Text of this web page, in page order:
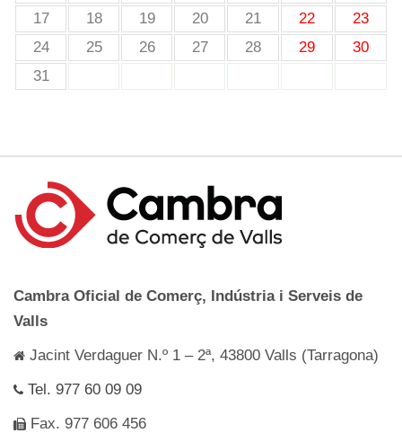
17
18 19 20 21 22
23
24
25 26 27 28 29
30
31
Cambra Oficial de Comerç, Indústria i Serveis de
Valls
Jacint Verdaguer N.º 1 – 2ª, 43800 Valls (Tarragona)
Tel. 977 60 09 09
Fax. 977 606 456